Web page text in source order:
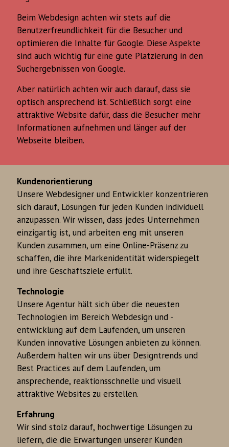
Beim Webdesign achten wir stets auf die
Benutzerfreundlichkeit für die Besucher und
optimieren die Inhalte für Google. Diese Aspekte
sind auch wichtig für eine gute Platzierung in den
Suchergebnissen von Google.
Aber natürlich achten wir auch darauf, dass sie
optisch ansprechend ist. Schließlich sorgt eine
attraktive Website dafür, dass die Besucher mehr
Informationen aufnehmen und länger auf der
Webseite bleiben.
Kundenorientierung
Unsere Webdesigner und Entwickler konzentrieren
sich darauf, Lösungen für jeden Kunden individuell
anzupassen. Wir wissen, dass jedes Unternehmen
einzigartig ist, und arbeiten eng mit unseren
Kunden zusammen, um eine Online-Präsenz zu
schaffen, die ihre Markenidentität widerspiegelt
und ihre Geschäftsziele erfüllt.
Technologie
Unsere Agentur hält sich über die neuesten
Technologien im Bereich Webdesign und -
entwicklung auf dem Laufenden, um unseren
Kunden innovative Lösungen anbieten zu können.
Außerdem halten wir uns über Designtrends und
Best Practices auf dem Laufenden, um
ansprechende, reaktionsschnelle und visuell
attraktive Websites zu erstellen.
Erfahrung
Wir sind stolz darauf, hochwertige Lösungen zu
liefern, die die Erwartungen unserer Kunden